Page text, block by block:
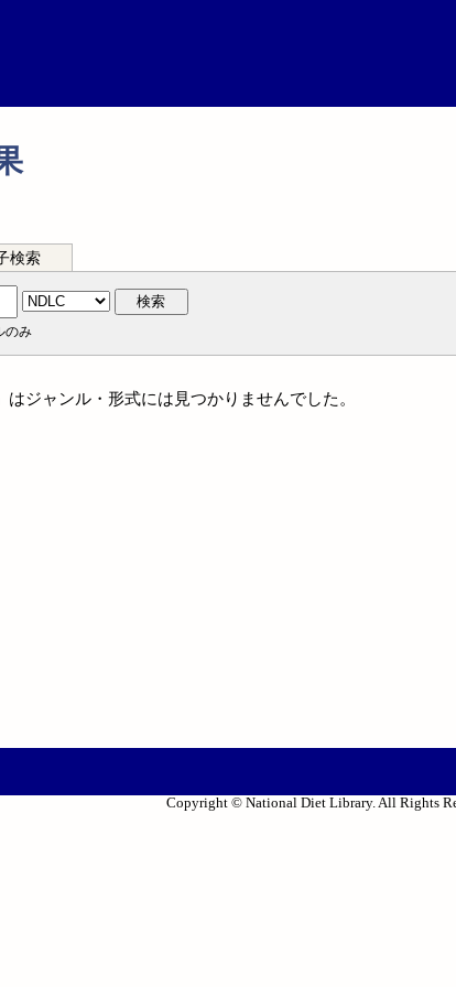
検索
検索
のみ
ジャンル・形式には見つかりませんでした。
Copyright © National Diet Library. All Rights